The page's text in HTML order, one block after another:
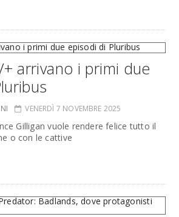
arrivano i primi due
VENERDÌ 7 NOVEMBRE 2025
Gilligan vuole rendere felice tutto il
o con le cattive